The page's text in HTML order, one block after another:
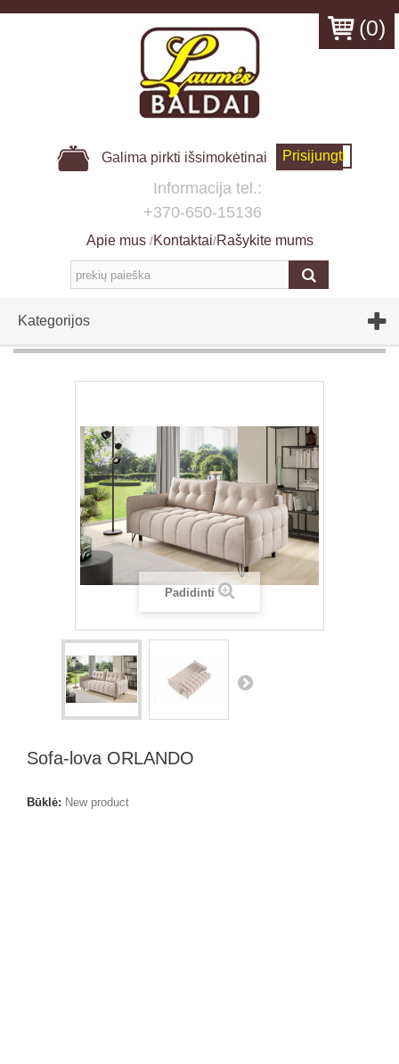
Galima pirkti išsimokėtinai Prisijungti
Informacija tel.:
+370-650-15136
Apie mus /Kontaktai/Rašykite mums
Kategorijos
(0)
Padidinti
Sofa-lova ORLANDO
Būklė: New product